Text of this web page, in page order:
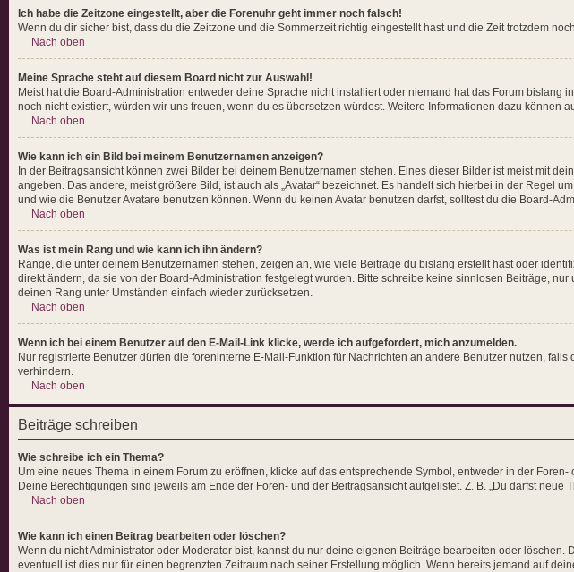
Ich habe die Zeitzone eingestellt, aber die Forenuhr geht immer noch falsch!
Wenn du dir sicher bist, dass du die Zeitzone und die Sommerzeit richtig eingestellt hast und die Zeit trotzdem
Nach oben
Meine Sprache steht auf diesem Board nicht zur Auswahl!
Meist hat die Board-Administration entweder deine Sprache nicht installiert oder niemand hat das Forum
noch nicht existiert, würden wir uns freuen, wenn du es übersetzen würdest. Weitere Informationen dazu können
Nach oben
Wie kann ich ein Bild bei meinem Benutzernamen anzeigen?
In der Beitragsansicht können zwei Bilder bei deinem Benutzernamen stehen. Eines dieser Bilder ist meist mit
angeben. Das andere, meist größere Bild, ist auch als „Avatar“ bezeichnet. Es handelt sich hierbei in der Regel
und wie die Benutzer Avatare benutzen können. Wenn du keinen Avatar benutzen darfst, solltest du die Board-
Nach oben
Was ist mein Rang und wie kann ich ihn ändern?
Ränge, die unter deinem Benutzernamen stehen, zeigen an, wie viele Beiträge du bislang erstellt hast oder
direkt ändern, da sie von der Board-Administration festgelegt wurden. Bitte schreibe keine sinnlosen Beiträge,
deinen Rang unter Umständen einfach wieder zurücksetzen.
Nach oben
Wenn ich bei einem Benutzer auf den E-Mail-Link klicke, werde ich aufgefordert, mich anzumelden.
Nur registrierte Benutzer dürfen die foreninterne E-Mail-Funktion für Nachrichten an andere Benutzer nutzen,
verhindern.
Nach oben
Beiträge schreiben
Wie schreibe ich ein Thema?
Um eine neues Thema in einem Forum zu eröffnen, klicke auf das entsprechende Symbol, entweder in der
Deine Berechtigungen sind jeweils am Ende der Foren- und der Beitragsansicht aufgelistet. Z. B. „Du darfst neue
Nach oben
Wie kann ich einen Beitrag bearbeiten oder löschen?
Wenn du nicht Administrator oder Moderator bist, kannst du nur deine eigenen Beiträge bearbeiten oder
eventuell ist dies nur für einen begrenzten Zeitraum nach seiner Erstellung möglich. Wenn bereits jemand auf